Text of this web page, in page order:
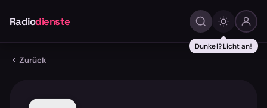
Radiodienste
Dunkel? Licht an!
Zurück